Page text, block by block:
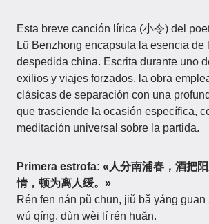
Esta breve canción lírica (小令) del
Lü Benzhong encapsula la esencia de
despedida china. Escrita durante uno
exilios y viajes forzados, la obra
clásicas de separación con una
que trasciende la ocasión específica,
meditación universal sobre la partida.
Primera estrofa: «人分南浦春，酒把
情，顿为离人缓。»
Rén fēn nán pǔ chūn, jiǔ bǎ yáng
wú qíng, dùn wèi lí rén huǎn.